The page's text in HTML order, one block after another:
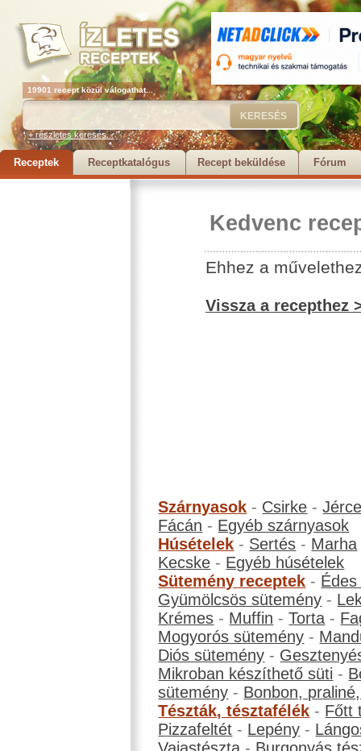
19901 recept közül válogathat...
+ részletes keresés...
Receptek Receptkatalógus Recept beküldése Fórum
Kedvenc
Ehhez a
Vissza a recepthez
Szárnyasok - Csirke -
Fácán - Egyéb szárnyasok
Húsételek - Sertés - Marha
Kecske - Egyéb húsételek
Sütemény receptek -
Gyümölcsös sütemény -
Krémes - Muffin -Torta -
Mogyorós sütemény -
Diós sütemény -
Mikroban készíthető süti -
sütemény - Bonbon,
Tészták, tésztafélék - Főtt
Pizzafeltét - Lepény -